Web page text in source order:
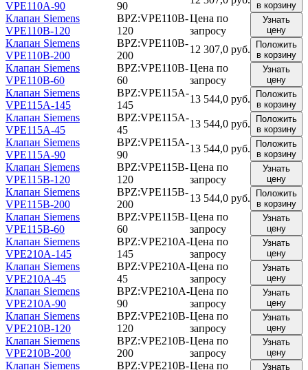
VPE110A-90 90 в корзину
Клапан Siemens
VPE110B-120
BPZ:VPE110B-
120
Цена по
запросу
Узнать
цену
Клапан Siemens
VPE110B-200
BPZ:VPE110B-
200
12 307,0 руб.
Положить
в корзину
Клапан Siemens
VPE110B-60
BPZ:VPE110B-
60
Цена по
запросу
Узнать
цену
Клапан Siemens
VPE115A-145
BPZ:VPE115A-
145
13 544,0 руб.
Положить
в корзину
Клапан Siemens
VPE115A-45
BPZ:VPE115A-
45
13 544,0 руб.
Положить
в корзину
Клапан Siemens
VPE115A-90
BPZ:VPE115A-
90
13 544,0 руб.
Положить
в корзину
Клапан Siemens
VPE115B-120
BPZ:VPE115B-
120
Цена по
запросу
Узнать
цену
Клапан Siemens
VPE115B-200
BPZ:VPE115B-
200
13 544,0 руб.
Положить
в корзину
Клапан Siemens
VPE115B-60
BPZ:VPE115B-
60
Цена по
запросу
Узнать
цену
Клапан Siemens
VPE210A-145
BPZ:VPE210A-
145
Цена по
запросу
Узнать
цену
Клапан Siemens
VPE210A-45
BPZ:VPE210A-
45
Цена по
запросу
Узнать
цену
Клапан Siemens
VPE210A-90
BPZ:VPE210A-
90
Цена по
запросу
Узнать
цену
Клапан Siemens
VPE210B-120
BPZ:VPE210B-
120
Цена по
запросу
Узнать
цену
Клапан Siemens
VPE210B-200
BPZ:VPE210B-
200
Цена по
запросу
Узнать
цену
Клапан Siemens
BPZ:VPE210B-Цена по
Узнать